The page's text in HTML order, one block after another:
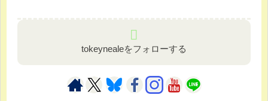
tokeynealeをフォローする